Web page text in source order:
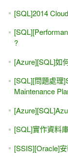
[SQL]2014
?
[Azure][SQL]如
[SQL][問題處理
Maintenance
[SQL]實作資料
[SSIS][Oracle]